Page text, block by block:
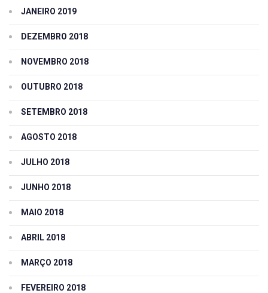
JANEIRO 2019
DEZEMBRO 2018
NOVEMBRO 2018
OUTUBRO 2018
SETEMBRO 2018
AGOSTO 2018
JULHO 2018
JUNHO 2018
MAIO 2018
ABRIL 2018
MARÇO 2018
FEVEREIRO 2018